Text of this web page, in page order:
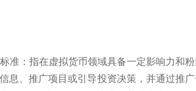
：指在虚拟货币领域具备一定影响力和粉
息、推广项目或引导投资决策，并通过推